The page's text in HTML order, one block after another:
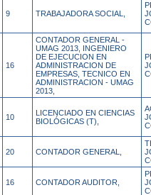
9 TRABAJADORA SOCIAL,
16
CONTADOR GENERAL -
UMAG 2013, INGENIERO
DE EJECUCION EN
ADMINISTRACION DE
EMPRESAS, TECNICO EN
ADMINISTRACION - UMAG
2013,
10
LICENCIADO EN CIENCIAS
BIOLÓGICAS (T),
20 CONTADOR GENERAL,
16 CONTADOR AUDITOR,